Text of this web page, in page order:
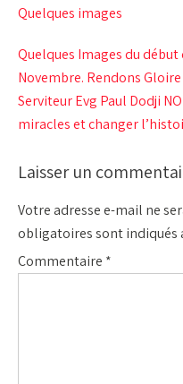
Quelques images
Quelques Images du début
Novembre. Rendons
Serviteur Evg Paul Dodji
miracles et changer
Laisser un
Votre adresse e-mail ne
obligatoires sont indiqués
Commentaire *